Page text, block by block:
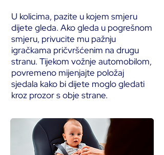
U kolicima, pazite u kojem smjeru
dijete gleda. Ako gleda u pogrešnom
smjeru, privucite mu pažnju
igračkama pričvršćenim na drugu
stranu. Tijekom vožnje automobilom,
povremeno mijenjajte položaj
sjedala kako bi dijete moglo gledati
kroz prozor s obje strane.